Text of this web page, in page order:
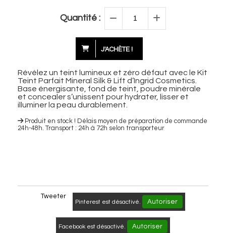
Quantité :
J'ACHÈTE !
Révélez un teint lumineux et zéro défaut avec le Kit
Teint Parfait Mineral Silk & Lift d’Ingrid Cosmetics.
Base énergisante, fond de teint, poudre minérale
et concealer s’unissent pour hydrater, lisser et
illuminer la peau durablement.
Produit en stock ! Délais moyen de préparation de commande
24h-48h. Transport : 24h à 72h selon transporteur
Tweeter
Pinterest est désactivé. Autoriser
Facebook est désactivé. Autoriser